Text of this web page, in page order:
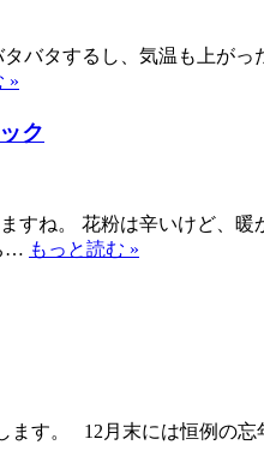
バタするし、気温も上が
»
ク
すね。 花粉は辛いけど、
… もっと読む »
します。 12月末には恒例